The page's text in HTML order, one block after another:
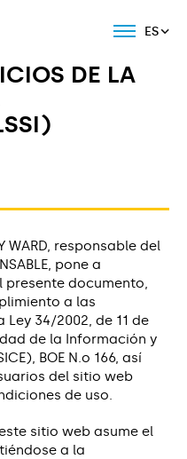
ES
DE LA
WARD, responsable del
pone a
presente documento,
a las
34/2002, de 11 de
de la Información y
BOE N.o 166, así
del sitio web
de uso.
sitio web asume el
a la